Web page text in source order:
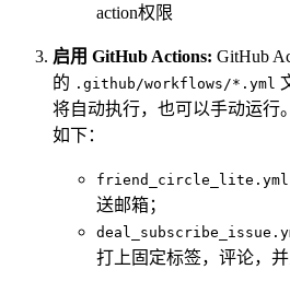
action权限
启用 GitHub Actions: GitHub
的 .github/workflows/*.yml
将自动执行，也可以手动运行
如下：
friend_circle_lite.yml
送邮箱；
打上固定标签，评论，并